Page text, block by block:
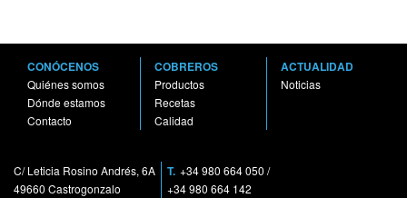
CONÓCENOS
Quiénes somos
Dónde estamos
Contacto
COBREROS
Productos
Recetas
Calidad
ACTUALIDAD
Noticias
C/ Leticia Rosino Andrés, 6A
49660 Castrogonzalo
T. +34 980 664 050 /
+34 980 664 142